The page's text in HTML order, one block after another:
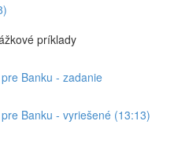
príklady
Banku - zadanie
Banku - vyriešené (13:13)